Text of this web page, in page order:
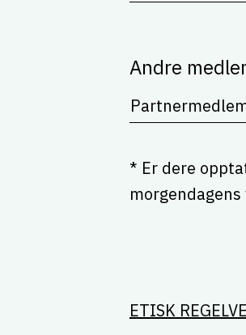
Andre
* Er dere
ETISK